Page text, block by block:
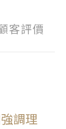
客評價
調理